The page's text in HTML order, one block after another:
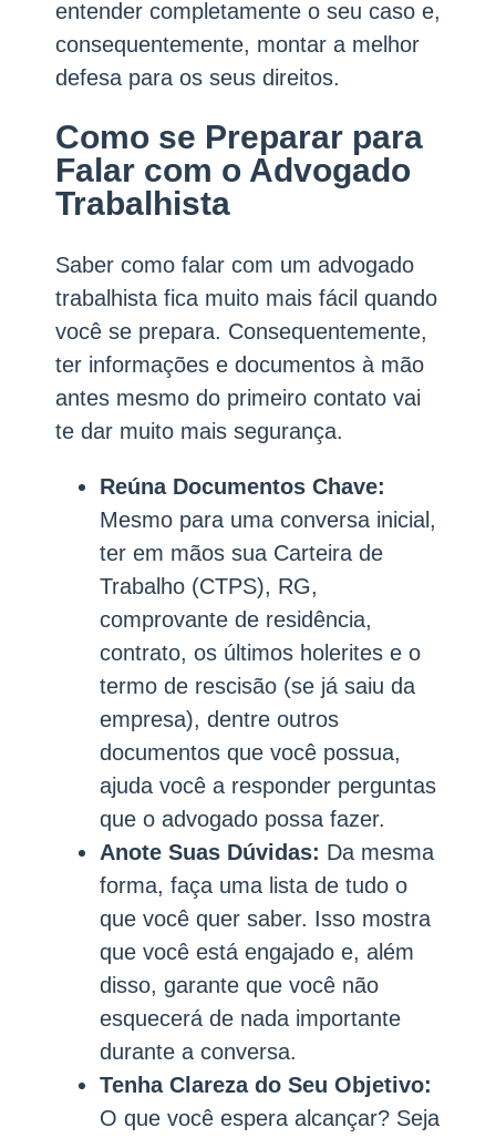
entender completamente o seu caso e,
consequentemente, montar a melhor
defesa para os seus direitos.
Como se Preparar para
Falar com o Advogado
Trabalhista
Saber como falar com um advogado
trabalhista fica muito mais fácil quando
você se prepara. Consequentemente,
ter informações e documentos à mão
antes mesmo do primeiro contato vai
te dar muito mais segurança.
Reúna Documentos Chave:
Mesmo para uma conversa inicial,
ter em mãos sua Carteira de
Trabalho (CTPS), RG,
comprovante de residência,
contrato, os últimos holerites e o
termo de rescisão (se já saiu da
empresa), dentre outros
documentos que você possua,
ajuda você a responder perguntas
que o advogado possa fazer.
Anote Suas Dúvidas: Da mesma
forma, faça uma lista de tudo o
que você quer saber. Isso mostra
que você está engajado e, além
disso, garante que você não
esquecerá de nada importante
durante a conversa.
Tenha Clareza do Seu Objetivo:
O que você espera alcançar? Seja